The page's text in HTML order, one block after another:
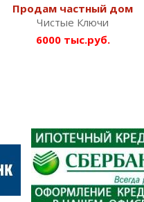
Продам частный дом
Чистые Ключи
6000 тыс.руб.